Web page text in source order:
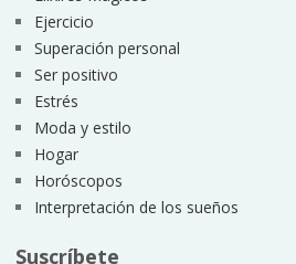
Ejercicio
Superación personal
Ser positivo
Estrés
Moda y estilo
Hogar
Horóscopos
Interpretación de los sueños
Suscríbete